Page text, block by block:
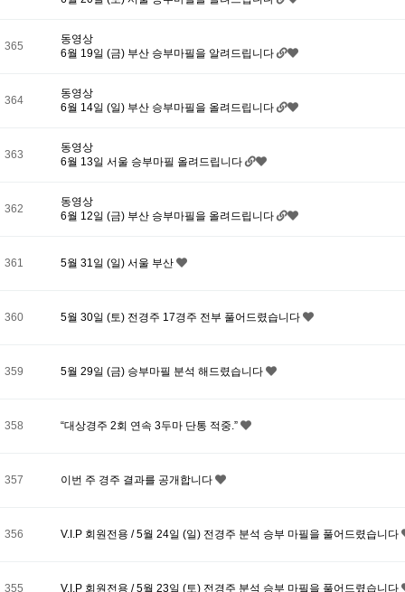
365
동영상
6월 19일 (금) 부산 승부마필을 알려드립니다
364
동영상
6월 14일 (일) 부산 승부마필을 올려드립니다
363
동영상
6월 13일 서울 승부마필 올려드립니다
362
동영상
6월 12일 (금) 부산 승부마필을 올려드립니다
361 5월 31일 (일) 서울 부산
360 5월 30일 (토) 전경주 17경주 전부 풀어드렸습니다
359 5월 29일 (금) 승부마필 분석 해드렸습니다
358 “대상경주 2회 연속 3두마 단통 적중.”
357 이번 주 경주 결과를 공개합니다
356 V.I.P 회원전용 / 5월 24일 (일) 전경주 분석 승부 마필을 풀어드렸습니다
355 V.I.P 회원전용 / 5월 23일 (토) 전경주 분석 승부 마필을 풀어드렸습니다